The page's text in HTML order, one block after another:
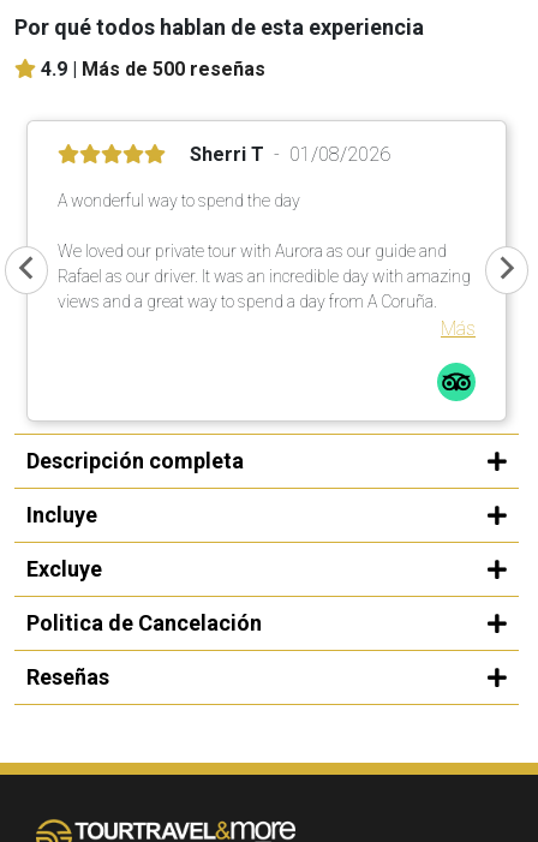
Por qué todos hablan de esta experiencia
4.9 | Más de 500 reseñas
Sherri T 01/08/2026
A wonderful way to spend the day
We loved our private tour with Aurora as our guide and
Rafael as our driver. It was an incredible day with amazing
views and a great way to spend a day from A Coruña.
Más
Descripción completa
Incluye
Excluye
Politica de Cancelación
Reseñas